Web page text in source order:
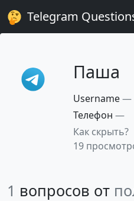
Telegram
Паша
Username—
Телефон —
Как скрыть?
19
1 вопросов от